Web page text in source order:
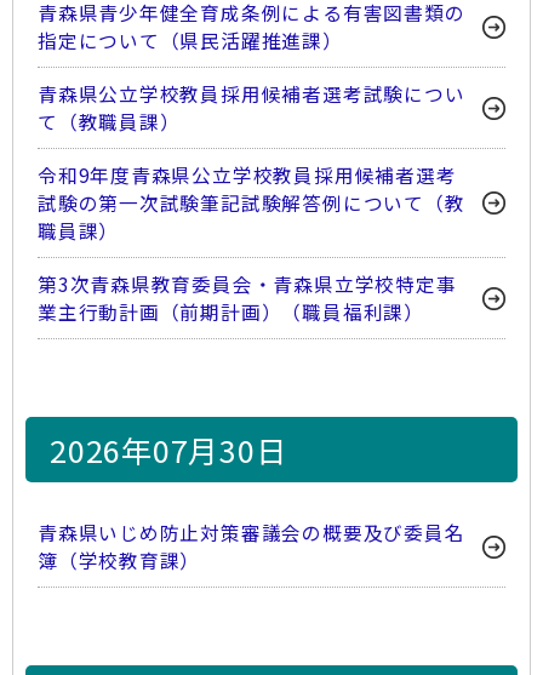
青森県青少年健全育成条例による有害図書類の
指定について（県民活躍推進課）
青森県公立学校教員採用候補者選考試験につい
て（教職員課）
令和9年度青森県公立学校教員採用候補者選考
試験の第一次試験筆記試験解答例について（教
職員課）
第3次青森県教育委員会・青森県立学校特定事
業主行動計画（前期計画）（職員福利課）
2026年07月30日
青森県いじめ防止対策審議会の概要及び委員名
簿（学校教育課）